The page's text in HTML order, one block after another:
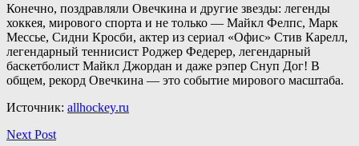
Конечно, поздравляли Овечкина и другие звезды: легенды
хоккея, мирового спорта и не только — Майкл Фелпс, Марк
Мессье, Сидни Кросби, актер из сериал «Офис» Стив Карелл,
легендарный теннисист Роджер Федерер, легендарный
баскетболист Майкл Джордан и даже рэпер Снуп Дог! В
общем, рекорд Овечкина — это событие мирового масштаба.
Источник: allhockey.ru
Next Post